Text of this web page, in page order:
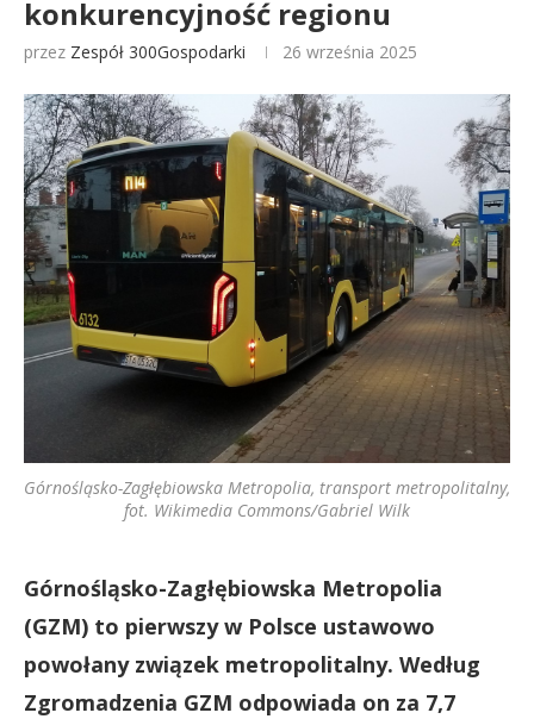
konkurencyjność regionu
przez Zespół 300Gospodarki 26 września 2025
Górnośląsko-Zagłębiowska Metropolia, transport metropolitalny,
fot. Wikimedia Commons/Gabriel Wilk
Górnośląsko-Zagłębiowska Metropolia
(GZM) to pierwszy w Polsce ustawowo
powołany związek metropolitalny. Według
Zgromadzenia GZM odpowiada on za 7,7